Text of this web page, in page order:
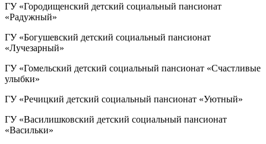
ГУ «Городищенский детский социальный пансионат
«Радужный»
ГУ «Богушевский детский социальный пансионат
«Лучезарный»
ГУ «Гомельский детский социальный пансионат «Счастливые
улыбки»
ГУ «Речицкий детский социальный пансионат «Уютный»
ГУ «Василишковский детский социальный пансионат
«Васильки»